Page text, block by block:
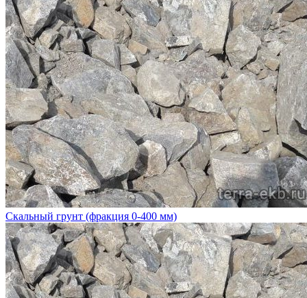
Скальный грунт (фракция 0-400 мм)